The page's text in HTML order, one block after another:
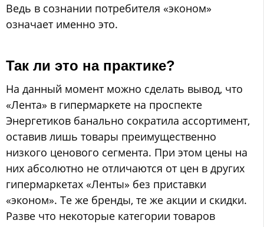
Ведь в сознании потребителя «эконом»
означает именно это.
Так ли это на практике?
На данный момент можно сделать вывод, что
«Лента» в гипермаркете на проспекте
Энергетиков банально сократила ассортимент,
оставив лишь товары преимущественно
низкого ценового сегмента. При этом цены на
них абсолютно не отличаются от цен в других
гипермаркетах «Ленты» без приставки
«эконом». Те же бренды, те же акции и скидки.
Разве что некоторые категории товаров